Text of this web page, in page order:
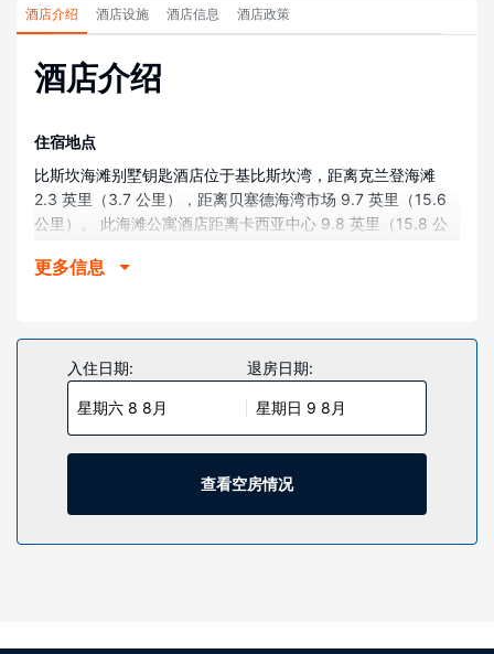
酒店介绍 酒店设施 酒店信息 酒店政策
酒店介绍
住宿地点
比斯坎海滩别墅钥匙酒店位于基比斯坎湾，距离克兰登海滩
2.3 英里（3.7 公里），距离贝塞德海湾市场 9.7 英里（15.6
公里）。 此海滩公寓酒店距离卡西亚中心 9.8 英里（15.8 公
客房
找到家的舒适。客房设有私人阳台。带有有线频道的 32 英寸
平板电视可满足您的娱乐需求；同时提供免费无线网络，方便
您与朋友保持联系。便利设施包括保险箱和书桌，以及带有免
费市内通话的电话。
到私人海滩上放松一下，或者享受室外游泳池等其他度假设
更多信息
入住日期:
星期六 8 8月
退房日期:
星期日 9 8月
查看空房情况